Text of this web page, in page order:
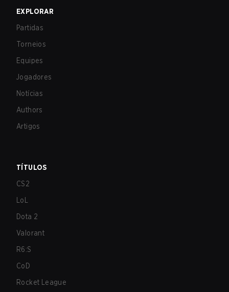
EXPLORAR
Partidas
Torneios
Equipes
Jogadores
Notícias
Authors
Artigos
TÍTULOS
CS2
LoL
Dota 2
Valorant
R6:S
CoD
Rocket League